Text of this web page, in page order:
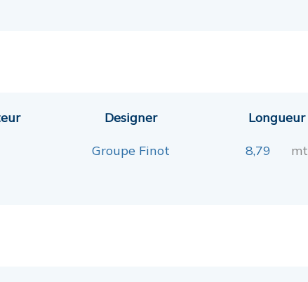
Designer
Groupe Finot
Longueur
8,79 mt